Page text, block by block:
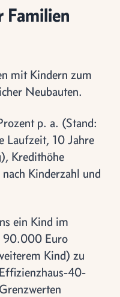
Familien
mit Kindern zum
Neubauten.
p. a. (Stand:
Laufzeit, 10 Jahre
Kredithöhe
Kinderzahl und
ein Kind im
90.000 Euro
Kind) zu
40-